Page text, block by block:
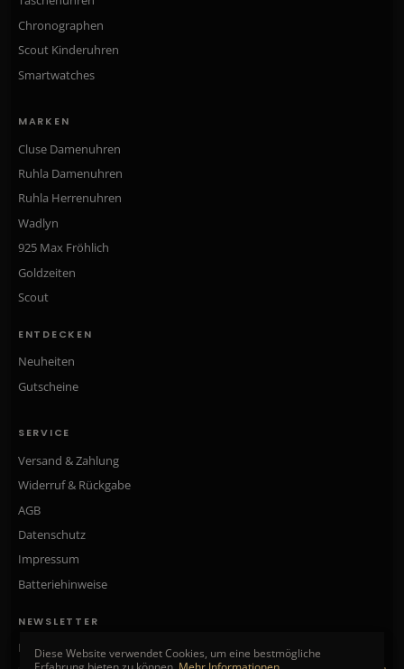
Chronographen
Scout Kinderuhren
Smartwatches
MARKEN
Cluse Damenuhren
Ruhla Damenuhren
Ruhla Herrenuhren
Wadlyn
925 Max Fröhlich
Goldzeiten
Scout
ENTDECKEN
Neuheiten
Gutscheine
SERVICE
Versand & Zahlung
Widerruf & Rückgabe
AGB
Datenschutz
Impressum
Batteriehinweise
NEWSLETTER
Neue Kollektionen, exklusive Angebote & Aktionen direkt in Ihr Postfach.
Diese Website verwendet Cookies, um eine bestmögliche